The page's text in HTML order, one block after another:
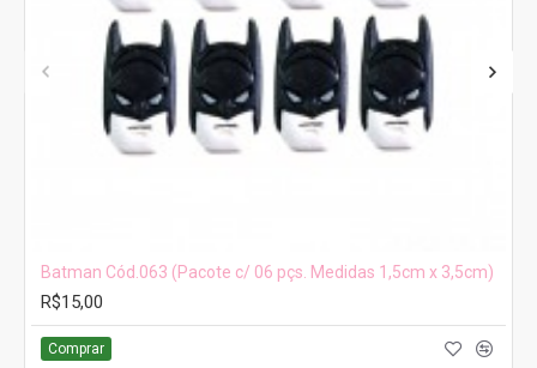
Batman Cód.063 (Pacote c/ 06 pçs. Medidas 1,5cm x 3,5cm)
R$15,00
Comprar